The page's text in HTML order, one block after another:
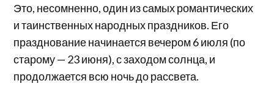
Это, несомненно, один из самых романтических
и таинственных народных праздников. Его
празднование начинается вечером 6 июля (по
старому — 23 июня), с заходом солнца, и
продолжается всю ночь до рассвета.